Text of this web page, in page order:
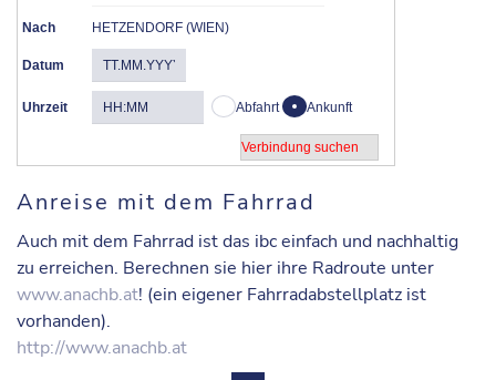
Nach HETZENDORF (WIEN)
Datum
Uhrzeit Abfahrt Ankunft
Anreise mit dem Fahrrad
Auch mit dem Fahrrad ist das ibc einfach und nachhaltig
zu erreichen. Berechnen sie hier ihre Radroute unter
www.anachb.at! (ein eigener Fahrradabstellplatz ist
vorhanden).
http://www.anachb.at